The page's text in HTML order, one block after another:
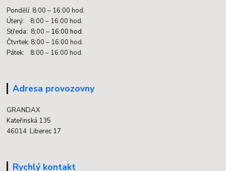
Pondělí: 8:00 – 16:00 hod.
Úterý: 8:00 – 16:00 hod.
Středa: 8:00 – 16:00 hod.
Čtvrtek: 8:00 – 16:00 hod.
Pátek: 8:00 – 16:00 hod.
Adresa provozovny
GRANDAX
Kateřinská 135
46014 Liberec 17
Rychlý kontakt